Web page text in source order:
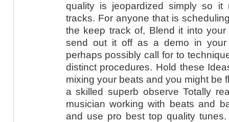
quality is jeopardized simply so it
tracks. For anyone that is
the keep track of, Blend it into
send out it off as a demo in your
perhaps possibly call for to
distinct procedures. Hold these
mixing your beats and you might be
a skilled superb observe Totally
musician working with beats and
and use pro best top quality